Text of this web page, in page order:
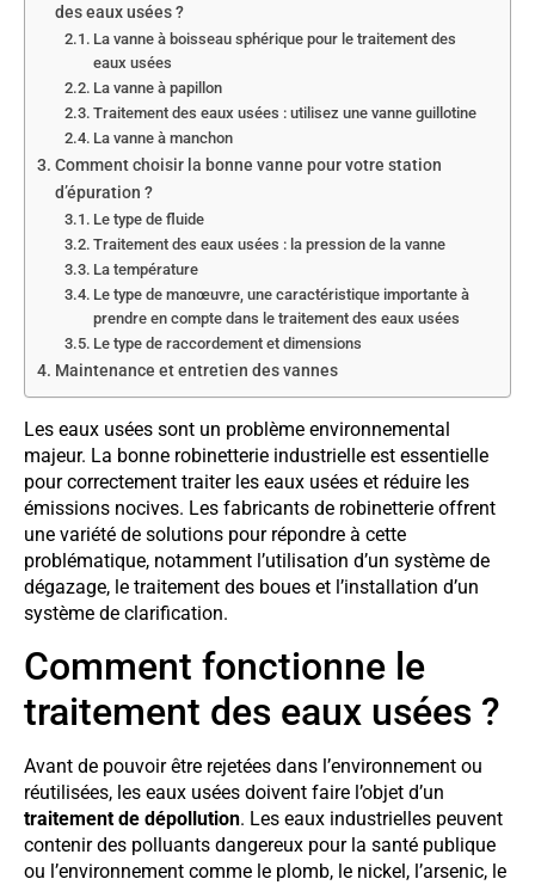
des eaux usées ?
La vanne à boisseau sphérique pour le traitement des
eaux usées
La vanne à papillon
Traitement des eaux usées : utilisez une vanne guillotine
La vanne à manchon
Comment choisir la bonne vanne pour votre station
d’épuration ?
Le type de fluide
Traitement des eaux usées : la pression de la vanne
La température
Le type de manœuvre, une caractéristique importante à
prendre en compte dans le traitement des eaux usées
Le type de raccordement et dimensions
Maintenance et entretien des vannes
Les eaux usées sont un problème environnemental
majeur. La bonne robinetterie industrielle est essentielle
pour correctement traiter les eaux usées et réduire les
émissions nocives. Les fabricants de robinetterie offrent
une variété de solutions pour répondre à cette
problématique, notamment l’utilisation d’un système de
dégazage, le traitement des boues et l’installation d’un
système de clarification.
Comment fonctionne le
traitement des eaux usées ?
Avant de pouvoir être rejetées dans l’environnement ou
réutilisées, les eaux usées doivent faire l’objet d’un
traitement de dépollution. Les eaux industrielles peuvent
contenir des polluants dangereux pour la santé publique
ou l’environnement comme le plomb, le nickel, l’arsenic, le